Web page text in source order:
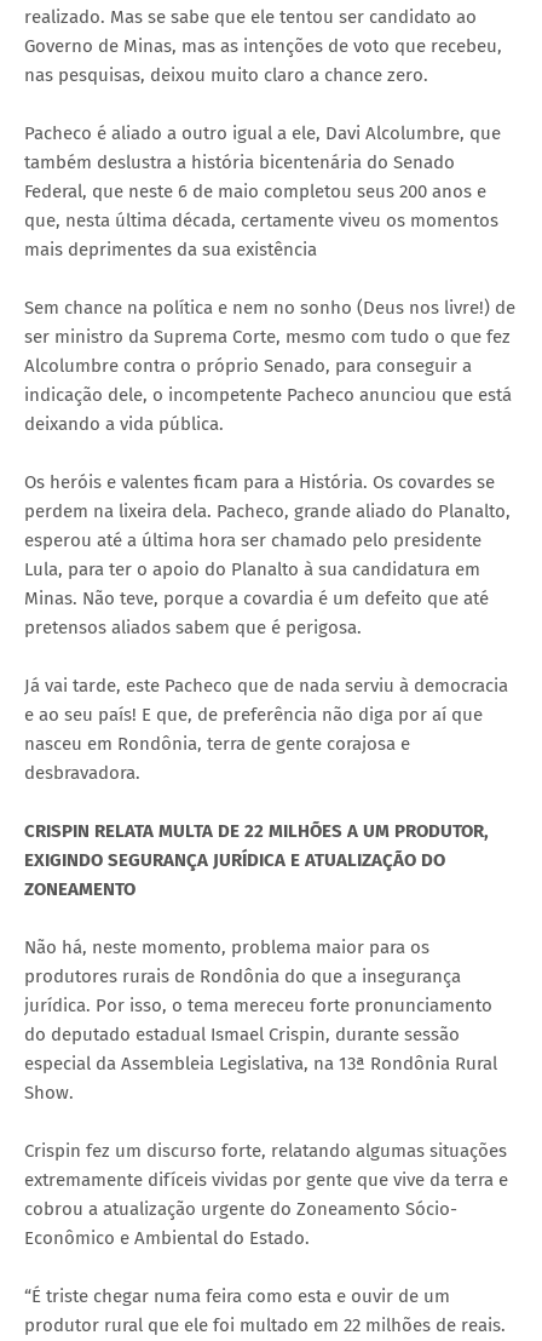
realizado. Mas se sabe que ele tentou ser candidato ao
Governo de Minas, mas as intenções de voto que recebeu,
nas pesquisas, deixou muito claro a chance zero.
Pacheco é aliado a outro igual a ele, Davi Alcolumbre, que
também deslustra a história bicentenária do Senado
Federal, que neste 6 de maio completou seus 200 anos e
que, nesta última década, certamente viveu os momentos
mais deprimentes da sua existência
Sem chance na política e nem no sonho (Deus nos livre!) de
ser ministro da Suprema Corte, mesmo com tudo o que fez
Alcolumbre contra o próprio Senado, para conseguir a
indicação dele, o incompetente Pacheco anunciou que está
deixando a vida pública.
Os heróis e valentes ficam para a História. Os covardes se
perdem na lixeira dela. Pacheco, grande aliado do Planalto,
esperou até a última hora ser chamado pelo presidente
Lula, para ter o apoio do Planalto à sua candidatura em
Minas. Não teve, porque a covardia é um defeito que até
pretensos aliados sabem que é perigosa.
Já vai tarde, este Pacheco que de nada serviu à democracia
e ao seu país! E que, de preferência não diga por aí que
nasceu em Rondônia, terra de gente corajosa e
desbravadora.
CRISPIN RELATA MULTA DE 22 MILHÕES A UM PRODUTOR,
EXIGINDO SEGURANÇA JURÍDICA E ATUALIZAÇÃO DO
ZONEAMENTO
Não há, neste momento, problema maior para os
produtores rurais de Rondônia do que a insegurança
jurídica. Por isso, o tema mereceu forte pronunciamento
do deputado estadual Ismael Crispin, durante sessão
especial da Assembleia Legislativa, na 13ª Rondônia Rural
Show.
Crispin fez um discurso forte, relatando algumas situações
extremamente difíceis vividas por gente que vive da terra e
cobrou a atualização urgente do Zoneamento Sócio-
Econômico e Ambiental do Estado.
“É triste chegar numa feira como esta e ouvir de um
produtor rural que ele foi multado em 22 milhões de reais.